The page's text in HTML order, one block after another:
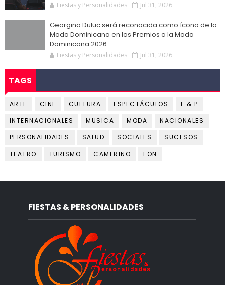
Fiestas y Personalidades Jul 31, 2026
Georgina Duluc será reconocida como ícono de la
Moda Dominicana en los Premios a la Moda
Dominicana 2026
Fiestas y Personalidades Jul 31, 2026
TAGS
ARTE CINE CULTURA ESPECTÁCULOS
F & P
INTERNACIONALES
MUSICA MODA
NACIONALES
PERSONALIDADES
SALUD SOCIALES
SUCESOS
TEATRO
TURISMO CAMERINO FON
FIESTAS & PERSONALIDADES